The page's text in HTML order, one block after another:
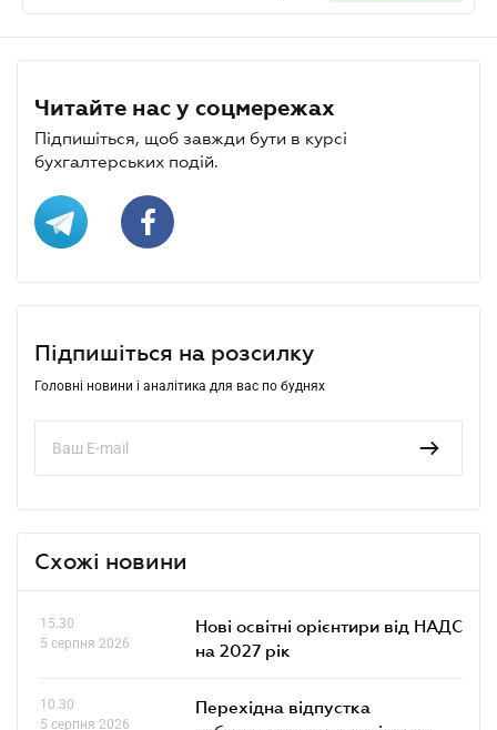
Читайте нас у соцмережах
Підпишіться, щоб завжди бути в курсі
бухгалтерських подій.
Підпишіться на розсилку
Головні новини і аналітика для вас по буднях
Схожі новини
15.30
5 серпня 2026
Нові освітні орієнтири від НАДС
на 2027 рік
10.30
5 серпня 2026
Перехідна відпустка